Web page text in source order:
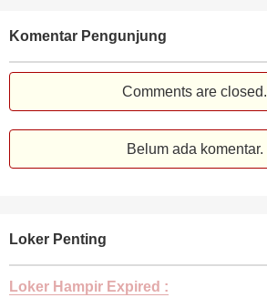
Komentar Pengunjung
Comments are closed.
Belum ada komentar.
Loker Penting
Loker Hampir Expired :